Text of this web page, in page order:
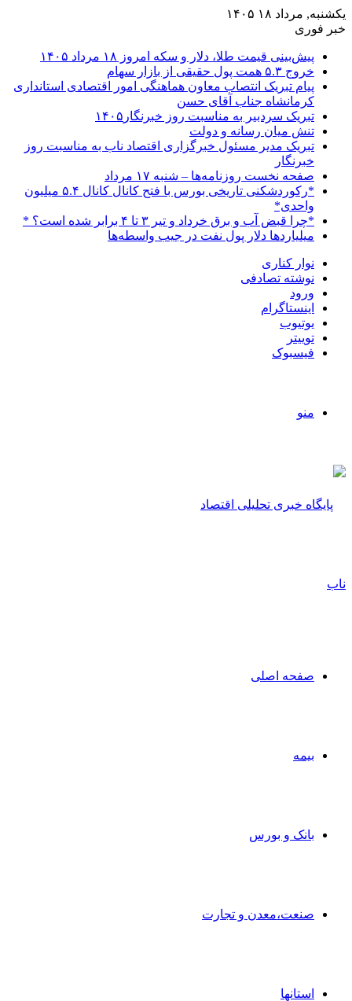
یکشنبه, مرداد ۱۸ ۱۴۰۵
خبر فوری
پیش‌بینی قیمت طلا، دلار و سکه امروز ۱۸ مرداد ۱۴۰۵
خروج ۵.۳ همت پول حقیقی از بازار سهام
پیام تبریک انتصاب معاون هماهنگی امور اقتصادی استانداری
کرمانشاه جناب آقای حسن
تبریک سردبیر به مناسبت روز خبرنگار۱۴۰۵
تنش میان رسانه و دولت
تبریک مدیر مسئول خبرگزاری اقتصاد ناب به مناسبت روز
خبرنگار
صفحه نخست روزنامه‌ها – شنبه ۱۷ مرداد
*رکوردشکنی تاریخی بورس با فتح کانال کانال ۵.۴ میلیون
واحدی*
*چرا قبض آب و برق خرداد و تیر ۳ تا ۴ برابر شده است؟ *
میلیاردها دلار پول نفت در جیب واسطه‌ها
نوار کناری
نوشته تصادفی
ورود
اینستاگرام
یوتیوب
توییتر
فیسبوک
منو
صفحه اصلی
بیمه
بانک و بورس
صنعت،معدن و تجارت
استانها